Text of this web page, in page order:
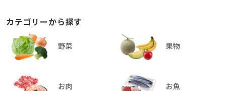
カテゴリーから探す